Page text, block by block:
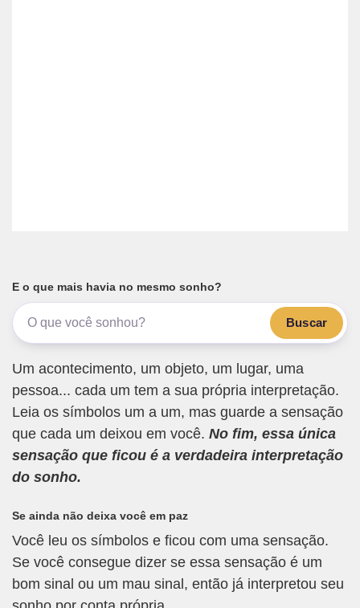
E o que mais havia no mesmo sonho?
Buscar
Um acontecimento, um objeto, um lugar, uma
pessoa... cada um tem a sua própria interpretação.
Leia os símbolos um a um, mas guarde a sensação
que cada um deixou em você. No fim, essa única
sensação que ficou é a verdadeira interpretação
do sonho.
Se ainda não deixa você em paz
Você leu os símbolos e ficou com uma sensação.
Se você consegue dizer se essa sensação é um
bom sinal ou um mau sinal, então já interpretou seu